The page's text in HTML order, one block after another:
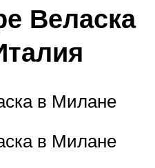
Веласка
в Милане
в Милане